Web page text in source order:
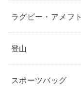
ラグビー・アメフト
登山
スポーツバッグ